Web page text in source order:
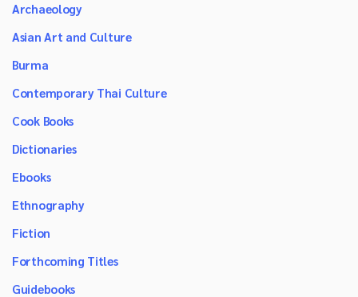
Archaeology
Asian Art and Culture
Burma
Contemporary Thai Culture
Cook Books
Dictionaries
Ebooks
Ethnography
Fiction
Forthcoming Titles
Guidebooks